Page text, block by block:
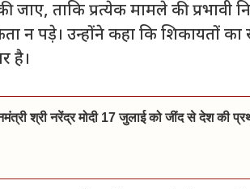
की जाए, ताकि प्रत्येक मामले की
न पड़े। उन्होंने कहा कि शिकायतों का
है।
श्री नरेंद्र मोदी 17 जुलाई को जींद से देश की